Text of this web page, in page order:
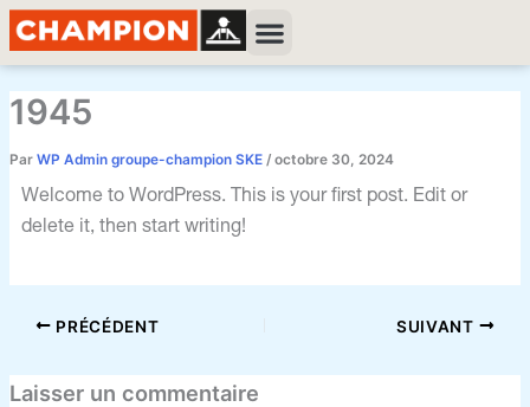
Aller
au
contenu
Menu
1945
Par WP Admin groupe-champion SKE / octobre 30, 2024
Welcome to WordPress. This is your first post. Edit or
delete it, then start writing!
Navigation
des
articles
PRÉCÉDENT SUIVANT
Laisser un commentaire